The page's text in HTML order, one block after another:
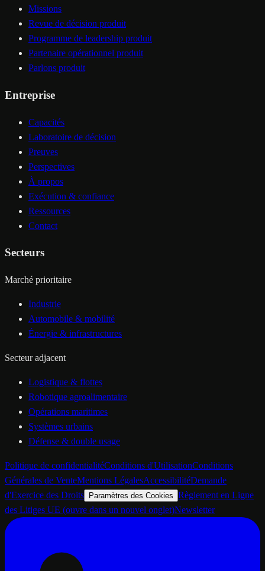
Missions
Revue de décision produit
Programme de leadership produit
Partenaire opérationnel produit
Parlons produit
Entreprise
Capacités
Laboratoire de décision
Preuves
Perspectives
À propos
Exécution & confiance
Ressources
Contact
Secteurs
Marché prioritaire
Industrie
Automobile & mobilité
Énergie & infrastructures
Secteur adjacent
Logistique & flottes
Robotique agroalimentaire
Opérations maritimes
Systèmes urbains
Défense & double usage
Politique de confidentialitéConditions d'UtilisationConditions
Générales de VenteMentions LégalesAccessibilitéDemande
d'Exercice des Droits
Paramètres des Cookies Règlement en Ligne
des Litiges UE (ouvre dans un nouvel onglet)Newsletter